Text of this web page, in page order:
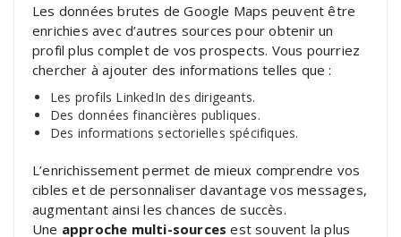
Les données brutes de Google Maps peuvent être
enrichies avec d’autres sources pour obtenir un
profil plus complet de vos prospects. Vous pourriez
chercher à ajouter des informations telles que :
Les profils LinkedIn des dirigeants.
Des données financières publiques.
Des informations sectorielles spécifiques.
L’enrichissement permet de mieux comprendre vos
cibles et de personnaliser davantage vos messages,
augmentant ainsi les chances de succès.
Une approche multi-sources est souvent la plus